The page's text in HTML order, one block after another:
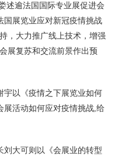
述逾法国国际专业展促进会
国展览业应对新冠疫情挑战
，大力推广线上技术，增强
展复苏和交流前景作出预
宇以《疫情之下展览业如何
展活动如何应对疫情挑战,给
刘大可则以《会展业的转型